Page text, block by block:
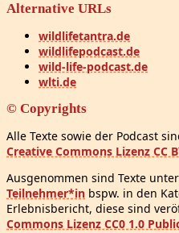
Alternative URLs
wildlifetantra.de
wildlifepodcast.de
wild-life-podcast.de
wlti.de
© Copyrights
Alle Texte sowie der Podcast
Creative Commons Lizenz CC
Ausgenommen sind Texte
Teilnehmer*in bspw. in den
Erlebnisbericht, diese sind
Commons Lizenz CC0 1.0